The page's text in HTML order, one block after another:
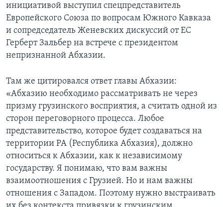
инициативой выступил спецпредставитель
Европейского Союза по вопросам Южного Кавказа
и сопредседатель Женевских дискуссий от ЕС
Герберт Зальбер на встрече с президентом
непризнанной Абхазии.
Там же цитировался ответ главы Абхазии:
«Абхазию необходимо рассматривать не через
призму грузинского восприятия, а считать одной из
сторон переговорного процесса. Любое
представительство, которое будет создаваться на
территории РА (Республика Абхазия), должно
относиться к Абхазии, как к независимому
государству. Я понимаю, что вам важны
взаимоотношения с Грузией. Но и нам важны
отношения с Западом. Поэтому нужно выстраивать